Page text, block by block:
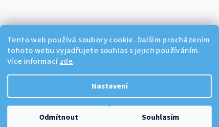
Tento web používá soubory cookie. Dalším procházením
tohoto webu vyjadřujete souhlas s jejich používáním.
Více informací zde.
Nastavení
Odmítnout Souhlasím
Sledovat na Instagramu